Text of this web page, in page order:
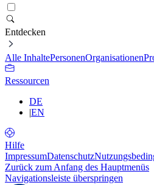
Entdecken
Alle InhaltePersonenOrganisationen
Ressourcen
DE
|EN
Hilfe
ImpressumDatenschutz
Zurück zum Anfang des Hauptmenüs
Navigationsleiste überspringen